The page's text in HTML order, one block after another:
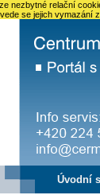
nezbytné relační
se jejich vymazání
Úvodní